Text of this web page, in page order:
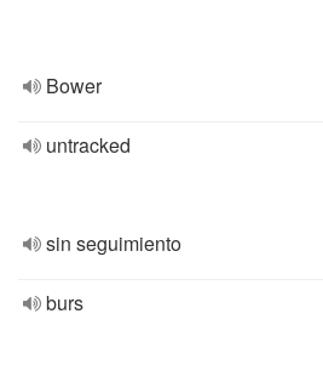
Bower
untracked
sin seguimiento
burs